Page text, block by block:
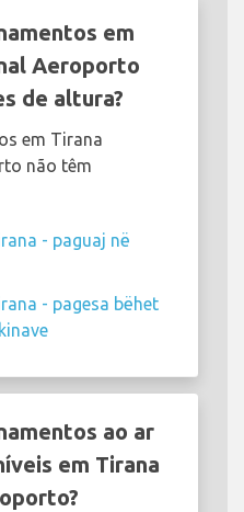
em
Aeroporto
de altura?
em Tirana
não têm
- paguaj në
- pagesa bëhet
ao ar
em Tirana